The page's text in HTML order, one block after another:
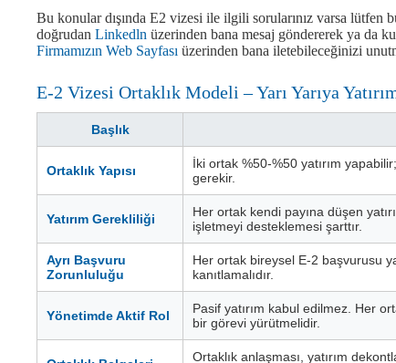
Bu konular dışında E2 vizesi ile ilgili sorularınız varsa lütfen
doğrudan Linkedln üzerinden bana mesaj göndererek ya da
Firmamızın Web Sayfası üzerinden bana iletebileceğinizi
E-2 Vizesi Ortaklık Modeli – Yarı Yarıya
Başlık
Ortaklık Yapısı
İki ortak %50-%50 yatırım
gerekir.
Yatırım Gerekliliği
Her ortak kendi payına düşen
işletmeyi desteklemesi şarttır.
Ayrı Başvuru
Zorunluluğu
Her ortak bireysel E-2 başvurusu
kanıtlamalıdır.
Yönetimde Aktif Rol
Pasif yatırım kabul edilmez. Her
bir görevi yürütmelidir.
Ortaklık anlaşması, yatırım